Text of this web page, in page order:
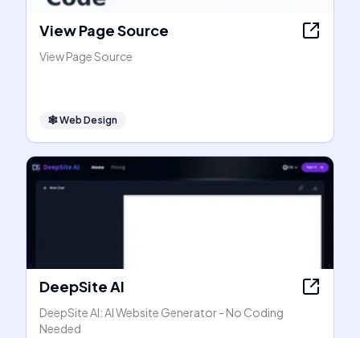
View Page Source
View Page Source
🕸Web Design
DeepSite AI
DeepSite AI: AI Website Generator - No Coding
Needed